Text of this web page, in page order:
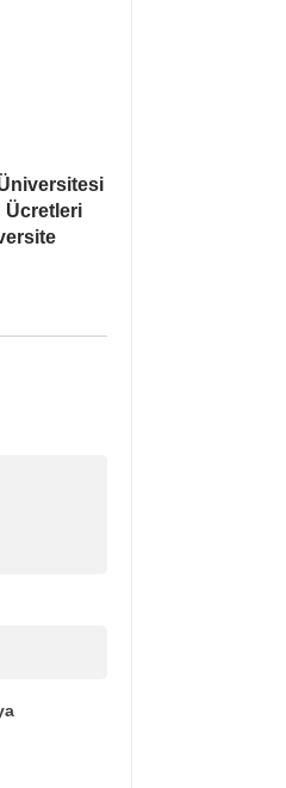
Ücretleri